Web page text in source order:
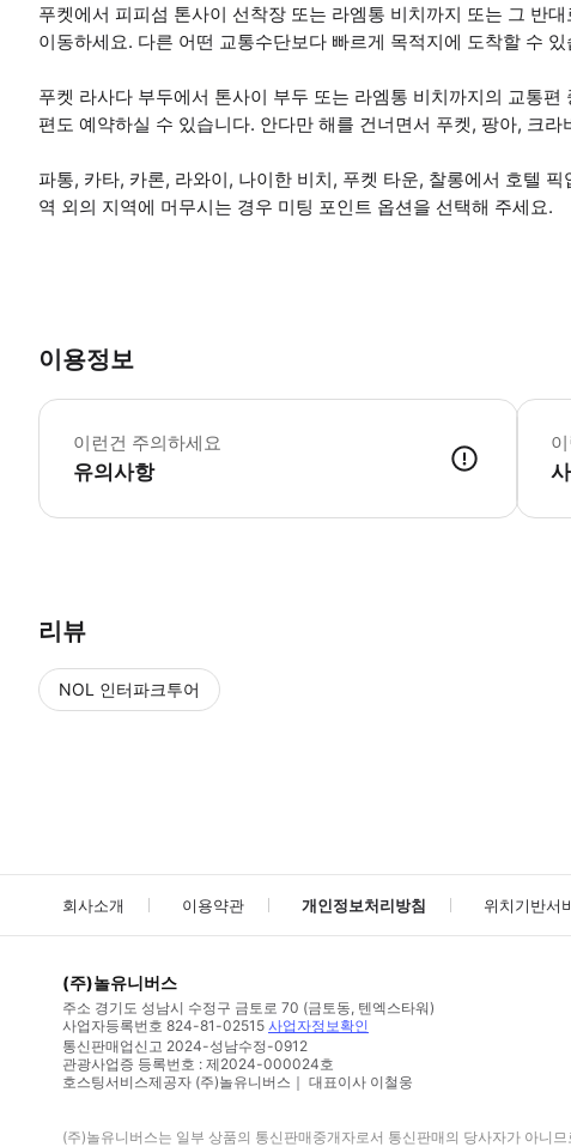
푸켓에서 피피섬 톤사이 선착장 또는 라엠통 비치까지 또는 그 반
이동하세요. 다른 어떤 교통수단보다 빠르게 목적지에 도착할 수 있
푸켓 라사다 부두에서 톤사이 부두 또는 라엠통 비치까지의 교통
편도 예약하실 수 있습니다. 안다만 해를 건너면서 푸켓, 팡아, 크
파통, 카타, 카론, 라와이, 나이한 비치, 푸켓 타운, 찰롱에서 호텔
역 외의 지역에 머무시는 경우 미팅 포인트 옵션을 선택해 주세요.
이용정보
이런건 주의하세요
유의사항
해상
리뷰
NOL 인터파크투어
회사소개 이용약관 개인정보처리방침 위치기반서
(주)놀유니버스
주소 경기도 성남시 수정구 금토로 70 (금토동, 텐엑스타워)
사업자등록번호 824-81-02515 사업자정보확인
통신판매업신고 2024-성남수정-0912
관광사업증 등록번호 : 제2024-000024호
호스팅서비스제공자 (주)놀유니버스｜ 대표이사 이철웅
(주)놀유니버스는 일부 상품의 통신판매중개자로서 통신판매의 당사자가 아니